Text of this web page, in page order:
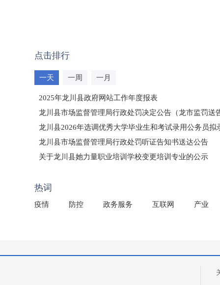
点击排行
一天 一周 一月
2025年龙川县政府网站工作年度报表
龙川县市场监督管理局行政处罚决定公告（龙市监罚送
龙川县2026年选调优秀大学毕业生和考试录用公务员拟
龙川县市场监督管理局行政处罚听证告知书送达公告
（龙市监罚送告〔2026〕71号）
关于龙川县她力量职业培训学校变更培训专业的公示
热词
疫情 防控 政务服务 互联网 产业